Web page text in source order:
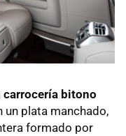
carrocería bitono
un plata manchado,
formado por